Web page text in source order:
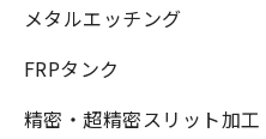
メタルエッチング
FRPタンク
精密・超精密スリット加工